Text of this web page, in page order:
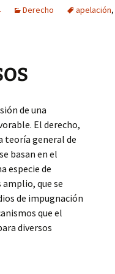
Derecho apelación,
de una
El derecho,
teoría general de
basan en el
especie de
que se
de impugnación
que el
diversos